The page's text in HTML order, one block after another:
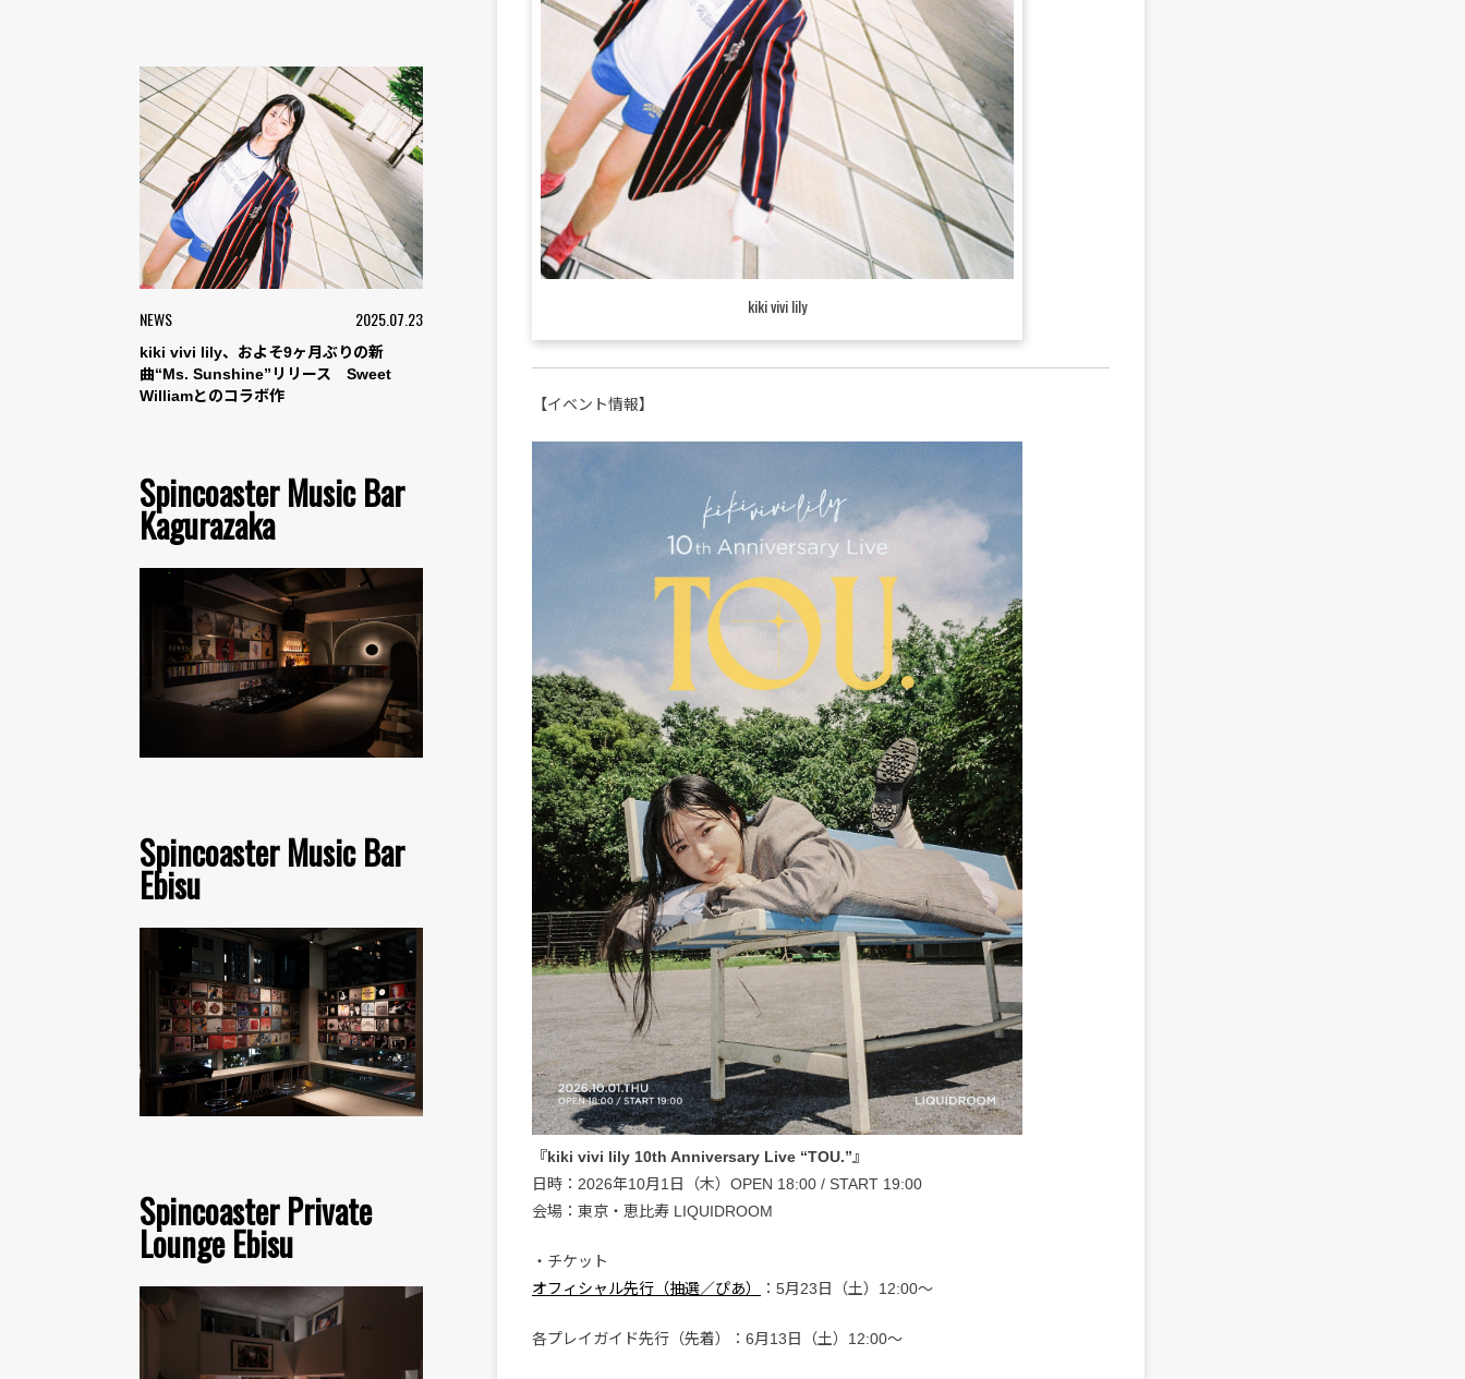
NEWS 2025.07.23
kiki vivi lily、およそ9ヶ月ぶりの新
曲“Ms. Sunshine”リリース Sweet
Williamとのコラボ作
Spincoaster Music Bar
Kagurazaka
Spincoaster Music Bar
Ebisu
Spincoaster Private
Lounge Ebisu
kiki vivi lily
【イベント情報】
『kiki vivi lily 10th Anniversary Live “TOU.”』
日時：2026年10月1日（木）OPEN 18:00 / START 19:00
会場：東京・恵比寿 LIQUIDROOM
・チケット
オフィシャル先行（抽選／ぴあ）
：5月23日（土）12:00〜
各プレイガイド先行（先着）：6月13日（土）12:00〜